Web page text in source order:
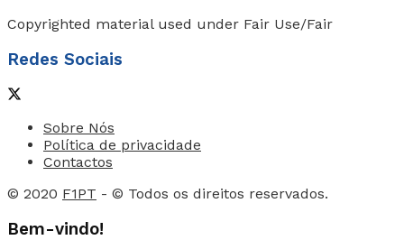
Copyrighted material used under Fair Use/Fair
Redes Sociais
Sobre Nós
Política de privacidade
Contactos
© 2020 F1PT - © Todos os direitos reservados.
Bem-vindo!